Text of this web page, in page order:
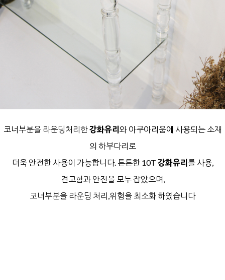
코너부분을 라운딩처리한강화유리와 아쿠아리움에 사용되는 소재
의 하부다리로
더욱 안전한 사용이 가능합니다. 튼튼한 10T 강화유리를 사용,
견고함과 안전을 모두 잡았으며,
코너부분을 라운딩 처리,위험을 최소화 하였습니다